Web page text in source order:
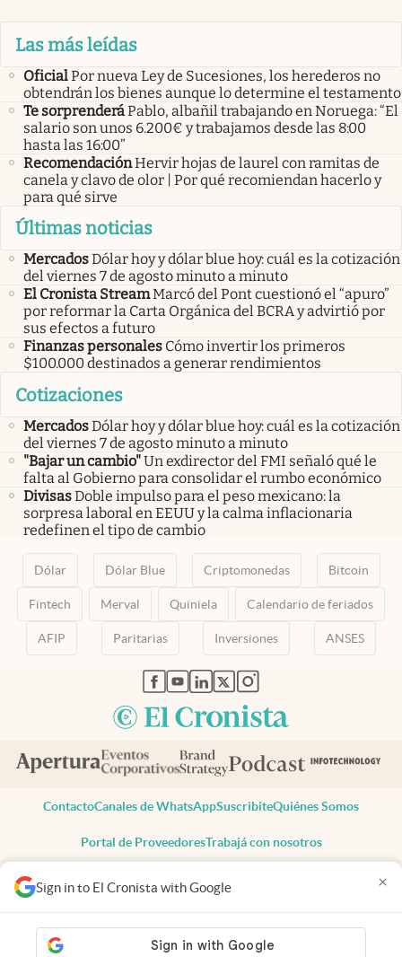
Sign in to El Cronista with Google ×
Las más leídas
OficialPor nueva Ley de Sucesiones, los herederos no
obtendrán los bienes aunque lo determine el testamento
Te sorprenderáPablo, albañil trabajando en Noruega: “El
salario son unos 6.200€ y trabajamos desde las 8:00
hasta las 16:00”
RecomendaciónHervir hojas de laurel con ramitas de
canela y clavo de olor | Por qué recomiendan hacerlo y
para qué sirve
Últimas noticias
MercadosDólar hoy y dólar blue hoy: cuál es la cotización
del viernes 7 de agosto minuto a minuto
El Cronista StreamMarcó del Pont cuestionó el “apuro”
por reformar la Carta Orgánica del BCRA y advirtió por
sus efectos a futuro
Finanzas personales Cómo invertir los primeros
$100.000 destinados a generar rendimientos
Cotizaciones
MercadosDólar hoy y dólar blue hoy: cuál es la cotización
del viernes 7 de agosto minuto a minuto
"Bajar un cambio"Un exdirector del FMI señaló qué le
falta al Gobierno para consolidar el rumbo económico
DivisasDoble impulso para el peso mexicano: la
sorpresa laboral en EEUU y la calma inflacionaria
redefinen el tipo de cambio
Dólar Dólar Blue Criptomonedas Bitcoin
Fintech Merval Quiniela Calendario de feriados
AFIP Paritarias Inversiones ANSES
abre en nueva pestaña
abre en nueva pestaña
abre en nueva pestaña
abre en nueva pestaña
abre en nueva pestaña
ContactoCanales de WhatsAppSuscribiteQuiénes Somos
Portal de ProveedoresTrabajá con nosotros
Todos los derechos reservados
Privacidad
Consentimiento